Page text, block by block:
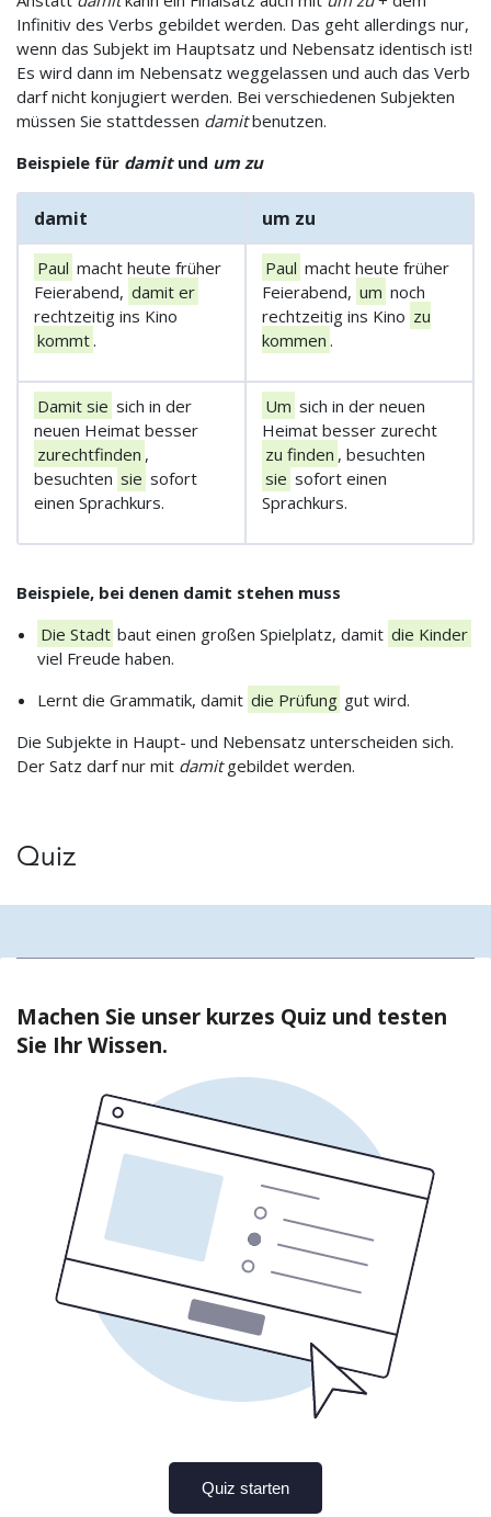
Infinitiv des Verbs gebildet werden. Das geht allerdings nur,
wenn das Subjekt im Hauptsatz und Nebensatz identisch ist!
Es wird dann im Nebensatz weggelassen und auch das Verb
darf nicht konjugiert werden. Bei verschiedenen Subjekten
müssen Sie stattdessen damitbenutzen.
Beispiele für damitund um zu
damit um zu
Paul macht heute früher
Feierabend, damit er
rechtzeitig ins Kino
kommt .
Paul macht heute früher
Feierabend, um noch
rechtzeitig ins Kino zu
kommen .
Damit sie sich in der
neuen Heimat besser
zurechtfinden ,
besuchten sie sofort
einen Sprachkurs.
Um sich in der neuen
Heimat besser zurecht
zu finden , besuchten
sie sofort einen
Sprachkurs.
Beispiele, bei denen damit stehen muss
Die Stadt baut einen großen Spielplatz, damit die Kinder
viel Freude haben.
Lernt die Grammatik, damit die Prüfung gut wird.
Die Subjekte in Haupt- und Nebensatz unterscheiden sich.
Der Satz darf nur mit damitgebildet werden.
Quiz